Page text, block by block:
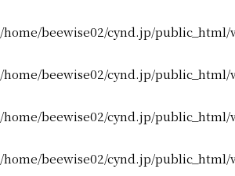
/home/beewise02/cynd.jp/
/home/beewise02/cynd.jp/
/home/beewise02/cynd.jp/
/home/beewise02/cynd.jp/